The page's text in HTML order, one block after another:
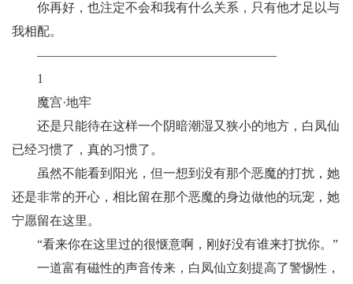
你再好，也注定不会和我有什么关系，只有他才足以与
我相配。
———————————————————
1
魔宫·地牢
还是只能待在这样一个阴暗潮湿又狭小的地方，白凤仙
已经习惯了，真的习惯了。
虽然不能看到阳光，但一想到没有那个恶魔的打扰，她
还是非常的开心，相比留在那个恶魔的身边做他的玩宠，她
宁愿留在这里。
“看来你在这里过的很惬意啊，刚好没有谁来打扰你。”
一道富有磁性的声音传来，白凤仙立刻提高了警惕性，